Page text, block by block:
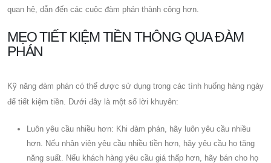
quan hệ, dẫn đến các cuộc đàm phán thành công hơn.
MẸO TIẾT KIỆM TIỀN THÔNG QUA ĐÀM
PHÁN
Kỹ năng đàm phán có thể được sử dụng trong các tình huống hàng ngày
để tiết kiệm tiền. Dưới đây là một số lời khuyên:
Luôn yêu cầu nhiều hơn: Khi đàm phán, hãy luôn yêu cầu nhiều
hơn. Nếu nhân viên yêu cầu nhiều tiền hơn, hãy yêu cầu họ tăng
năng suất. Nếu khách hàng yêu cầu giá thấp hơn, hãy bán cho họ